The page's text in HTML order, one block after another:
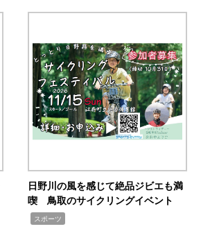
日野川の風を感じて絶品ジビエも満
喫 鳥取のサイクリングイベント
スポーツ